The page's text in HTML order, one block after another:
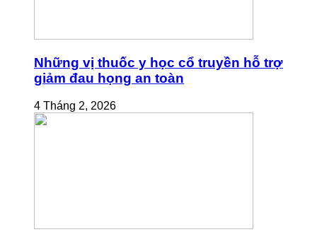
Những vị thuốc y học cổ truyền hỗ trợ
giảm đau họng an toàn
4 Tháng 2, 2026